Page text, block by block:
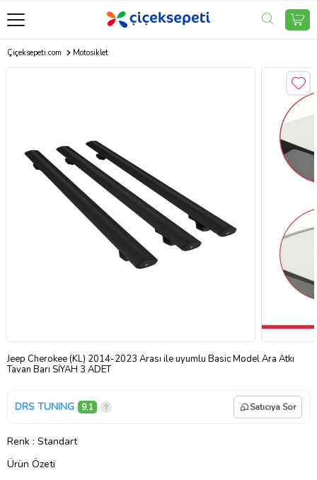
Çiçeksepeti.com Motosiklet
Jeep Cherokee (KL) 2014-2023 Arası ile uyumlu Basic Model Ara Atkı
Tavan Barı SİYAH 3 ADET
DRS TUNING 9,1 Satıcıya Sor
Renk : Standart
Ürün Özeti